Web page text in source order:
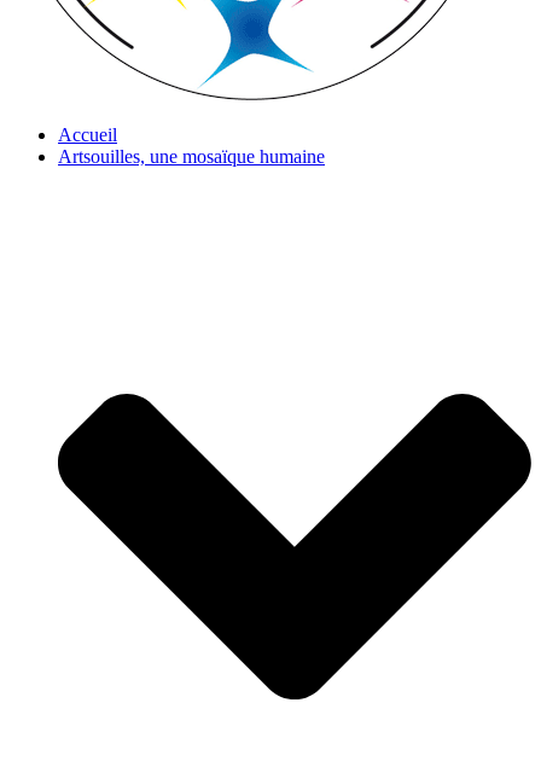
Accueil
Artsouilles, une mosaïque humaine